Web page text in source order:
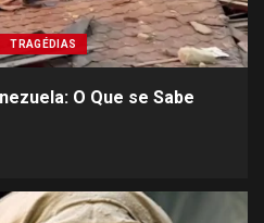
TRAGÉDIAS
O Que se Sabe